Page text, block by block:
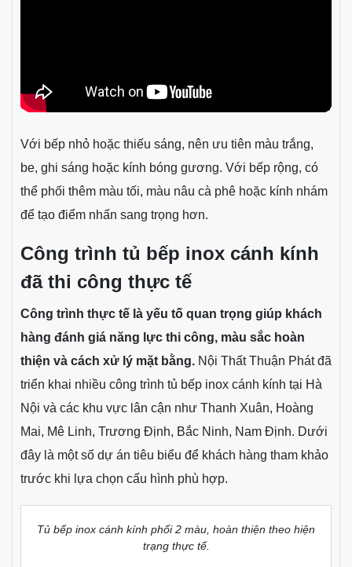
cấu hình Premium, phụ kiện tốt hơn và màu kính phù
hợp với nội thất tổng thể. Với bếp rộng, biệt thự hoặc
bàn đảo, tủ đồ khô và phụ kiện thông minh.
Với bếp nhỏ hoặc thiếu sáng, nên ưu tiên màu trắng,
be, ghi sáng hoặc kính bóng gương. Với bếp rộng, có
thể phối thêm màu tối, màu nâu cà phê hoặc kính nhám
để tạo điểm nhấn sang trọng hơn.
Công trình tủ bếp inox cánh kính
đã thi công thực tế
Công trình thực tế là yếu tố quan trọng giúp khách